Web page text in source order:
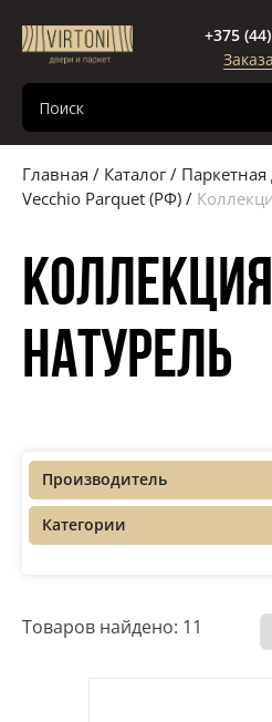
+375
Главная / Каталог/ Паркетная
Vecchio Parquet (РФ) /
Коллекция
Натурель
Производитель
Категории
Товаров найдено: 11
Каталог
Межкомнатные двери
Входные двери
Декор стен и потолка
Межкомнатные перегородки
Паркетная химия
Распродажа
Компания
О компании
Новости
Сертификаты
Покупателю
Доставка и оплата
Кредиты и рассрочки
Полезная информация